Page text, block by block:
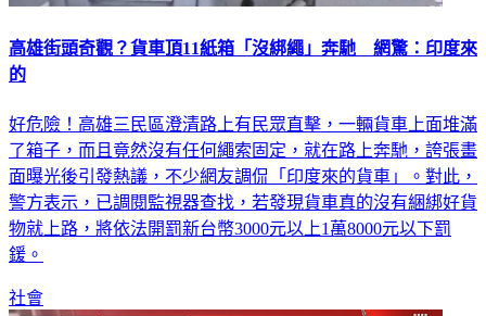
高雄街頭奇觀？貨車頂11紙箱「沒綁繩」奔馳 網驚：印度來
的
好危險！高雄三民區澄清路上有民眾直擊，一輛貨車上面堆滿
了箱子，而且竟然沒有任何繩索固定，就在路上奔馳，誇張畫
面曝光後引發熱議，不少網友調侃「印度來的貨車」。對此，
警方表示，已調閱監視器查找，若發現貨車真的沒有綑綁好貨
物就上路，將依法開罰新台幣3000元以上1萬8000元以下罰
鍰。
社會